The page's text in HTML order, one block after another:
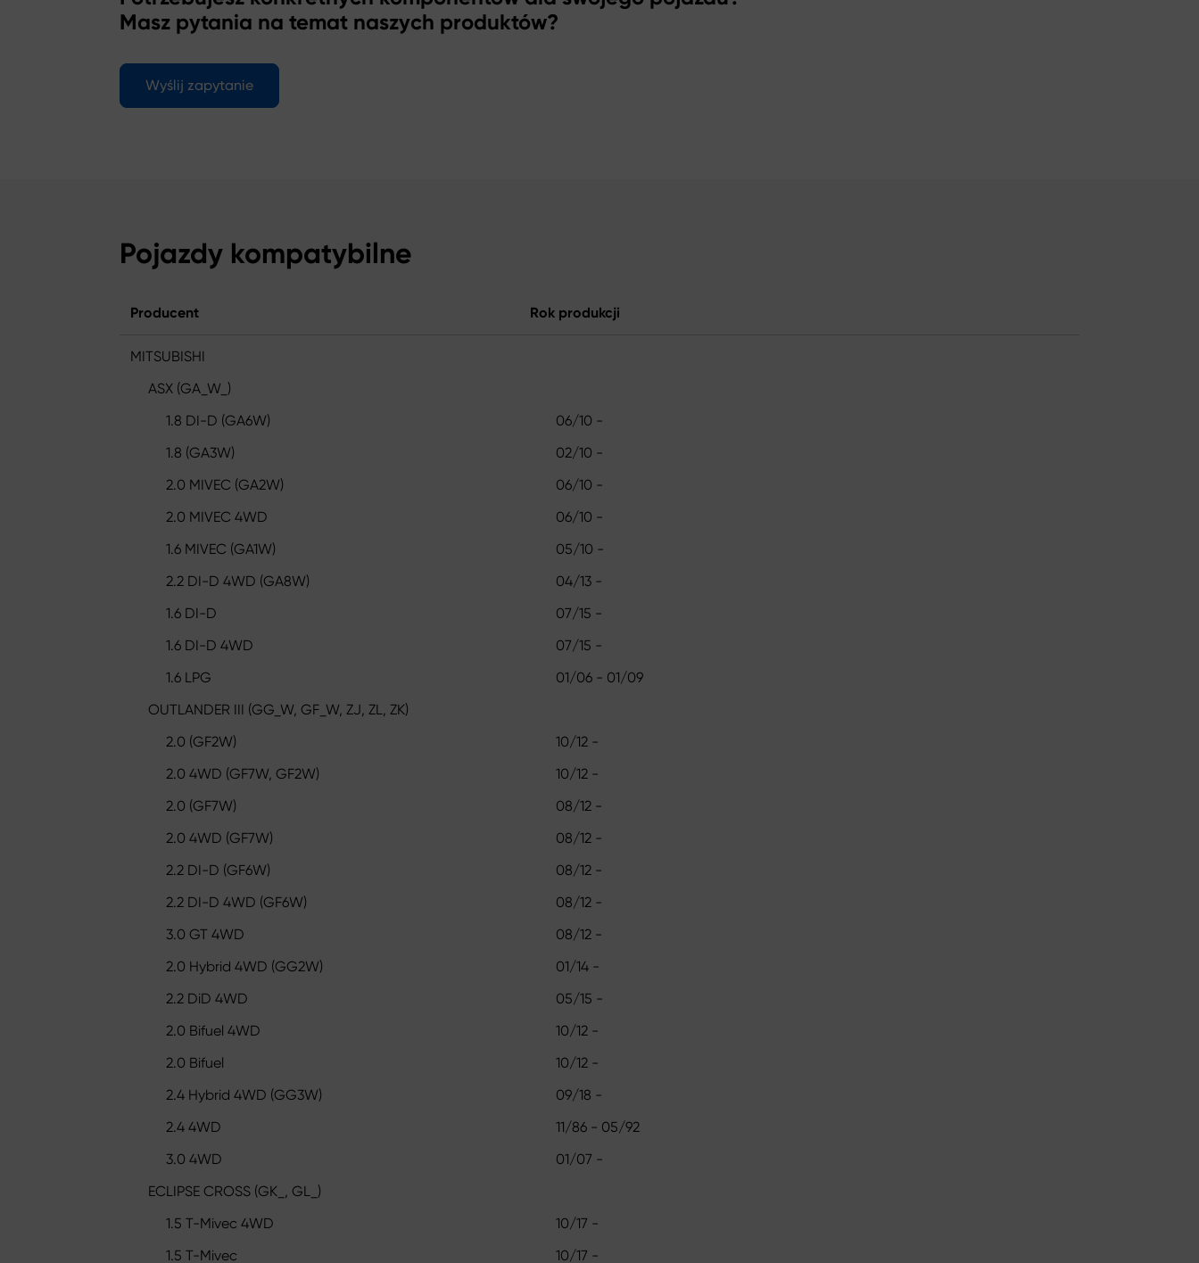
Masz pytania na temat naszych produktów?
Wyślij zapytanie
Pojazdy kompatybilne
Producent Rok produkcji
MITSUBISHI
ASX (GA_W_)
1.8 DI-D (GA6W)
06/10 -
1.8 (GA3W)
02/10 -
2.0 MIVEC (GA2W)
06/10 -
2.0 MIVEC 4WD
06/10 -
1.6 MIVEC (GA1W)
05/10 -
2.2 DI-D 4WD (GA8W)
04/13 -
1.6 DI-D
07/15 -
1.6 DI-D 4WD
07/15 -
1.6 LPG
01/06 - 01/09
OUTLANDER III (GG_W, GF_W, ZJ, ZL, ZK)
2.0 (GF2W)
10/12 -
2.0 4WD (GF7W, GF2W)
10/12 -
2.0 (GF7W)
08/12 -
2.0 4WD (GF7W)
08/12 -
2.2 DI-D (GF6W)
08/12 -
2.2 DI-D 4WD (GF6W)
08/12 -
3.0 GT 4WD
08/12 -
2.0 Hybrid 4WD (GG2W)
01/14 -
2.2 DiD 4WD
05/15 -
2.0 Bifuel 4WD
10/12 -
2.0 Bifuel
10/12 -
2.4 Hybrid 4WD (GG3W)
09/18 -
2.4 4WD
11/86 - 05/92
3.0 4WD
01/07 -
ECLIPSE CROSS (GK_, GL_)
1.5 T-Mivec 4WD
10/17 -
1.5 T-Mivec
10/17 -